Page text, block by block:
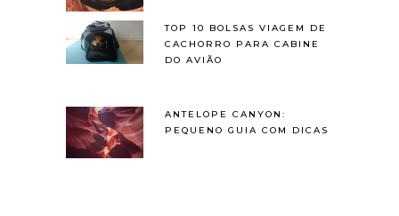
TOP 10 BOLSAS VIAGEM DE
CACHORRO PARA CABINE
DO AVIÃO
ANTELOPE CANYON:
PEQUENO GUIA COM DICAS